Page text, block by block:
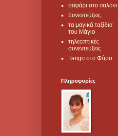
σαφάρι στο σαλόνι
Συνεντεύξεις.
τα μαγικά ταξίδια
του Μάγιο
τηλεοπτικές
συνεντεύξεις
Tango στο Φάρο
Πληροφορίες